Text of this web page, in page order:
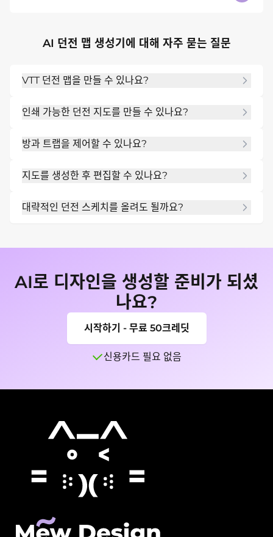
AI 던전 맵 생성기에 대해 자주 묻는 질문
VTT 던전 맵을 만들 수 있나요?
하고 필요한 만남 규모를 포함하세요.
인쇄 가능한 던전 지도를 만들 수 있나요?
한 지도 레이아웃을 요청하세요.
방과 트랩을 제어할 수 있나요?
소, 보물, 보스 영역을 나열하세요.
지도를 생성한 후 편집할 수 있나요?
넓히고, 라벨을 추가하거나, 전술적 혼란을 단순화하세요.
대략적인 던전 스케치를 올려도 될까요?
AI로 디자인을 생성할 준비가 되셨
나요?
시작하기 - 무료 50크레딧
신용카드 필요 없음